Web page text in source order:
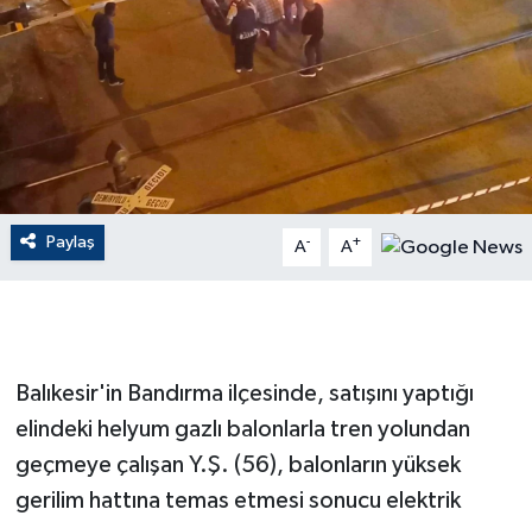
Paylaş A- A+
Balıkesir'in Bandırma ilçesinde, satışını yaptığı
elindeki helyum gazlı balonlarla tren yolundan
geçmeye çalışan Y.Ş. (56), balonların yüksek
gerilim hattına temas etmesi sonucu elektrik
EKONOMİ
English News
Finans
Flaş Haber
GÜNDEM
Güvenlik